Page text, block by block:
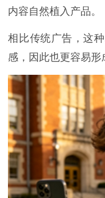
内容自然植入产品。
相比传统广告，这
感，因此也更容易形